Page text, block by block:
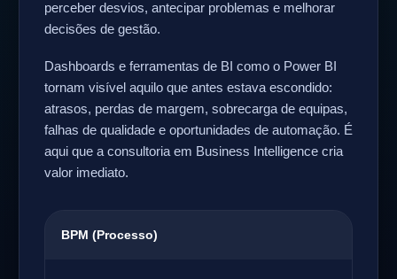
perceber desvios, antecipar problemas e melhorar
decisões de gestão.
Dashboards e ferramentas de BI como o Power BI
tornam visível aquilo que antes estava escondido:
atrasos, perdas de margem, sobrecarga de equipas,
falhas de qualidade e oportunidades de automação. É
aqui que a consultoria em Business Intelligence cria
valor imediato.
BPM (Processo)